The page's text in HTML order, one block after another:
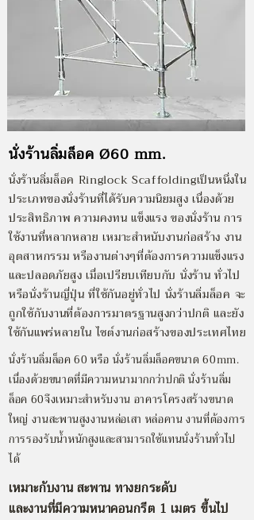
นั่งร้านลิ่มล็อค Ø60 mm.
เหมาะกับงาน สะพาน ทางยกระดับ
และงานที่มีความหนาคอนกรีต 1 เมตร ขึ้นไป
นั่งร้านลิ่มล็อค Ringlock Scaffoldingเป็นหนึ่งใน
ประเภทของนั่งร้านที่ได้รับความนิยมสูง เนื่องด้วย
ประสิทธิภาพ ความคงทน แข็งแรง ของนั่งร้าน การ
ใช้งานที่หลากหลาย เหมาะสำหนับงานก่อสร้าง งาน
อุตสาหกรรม หรืองานต่างๆที่ต้องการความแข็งแรง
และปลอดภัยสูง เมื่อเปรียบเทียบกับ นั่งร้าน ทั่วไป
หรือนั่งร้านญี่ปุ่น ที่ใช้กันอยู่ทั่วไป นั่งร้านลิ่มล็อค จะ
ถูกใช้กับงานที่ต้องการมาตรฐานสูงกว่าปกติ และยัง
ใช้กันแพร่หลายใน ไซต์งานก่อสร้างของประเทศไทย
นั่งร้านลิ่มล็อค 60 หรือ นั่งร้านลิ่มล็อคขนาด 60mm.
เนื่องด้วยขนาดที่มีความหนามากกว่าปกติ นั่งร้านลิ่ม
ล็อค 60จึงเหมาะสำหรับงาน อาคารโครงสร้างขนาด
ใหญ่ งานสะพานสูงงานหล่อเสา หล่อคาน งานที่ต้องการ
การรองรับน้ำหนักสูงและสามารถใช้แทนนั่งร้านทั่วไป
ได้